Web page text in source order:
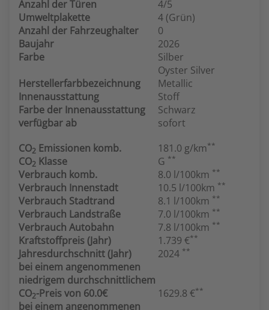
Anzahl der Türen
4/5
Umweltplakette
4 (Grün)
Anzahl der Fahrzeughalter
0
Baujahr
2026
Farbe
Silber
Herstellerfarbbezeichnung
Oyster Silver
Metallic
Innenausstattung
Stoff
Farbe der Innenausstattung
Schwarz
verfügbar ab
sofort
CO2 Emissionen komb. 181.0 g/km**
CO2 Klasse G **
Verbrauch komb. 8.0 l/100km **
Verbrauch Innenstadt 10.5 l/100km **
Verbrauch Stadtrand 8.1 l/100km **
Verbrauch Landstraße 7.0 l/100km **
Verbrauch Autobahn 7.8 l/100km **
Kraftstoffpreis (Jahr) 1.739 €**
Jahresdurchschnitt (Jahr) 2024 **
bei einem angenommenen
niedrigem durchschnittlichem
CO2-Preis von 60.0€ 1629.8 €**
bei einem angenommenen